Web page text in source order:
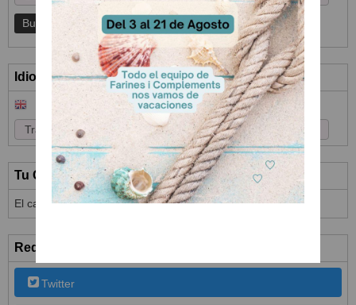
Idioma
Tu Carrito (0)
El carrito de la compra está vacío
Redes Sociales
Twitter